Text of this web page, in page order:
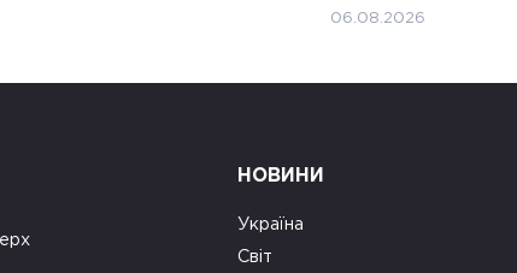
06.08.2026
НОВИНИ
Україна
Світ